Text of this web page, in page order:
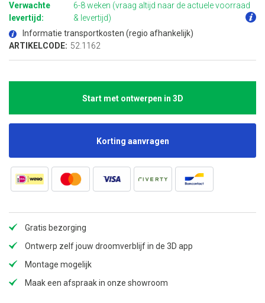
begin
van
de
afbeeldingen-
gallerij
Verwachte
levertijd:
6-8 weken (vraag altijd naar de actuele voorraad
& levertijd)
Informatie transportkosten (regio afhankelijk)
ARTIKELCODE: 52.1162
Start met ontwerpen in 3D
Korting aanvragen
Gratis bezorging
Ontwerp zelf jouw droomverblijf in de 3D app
Montage mogelijk
Maak een afspraak in onze showroom